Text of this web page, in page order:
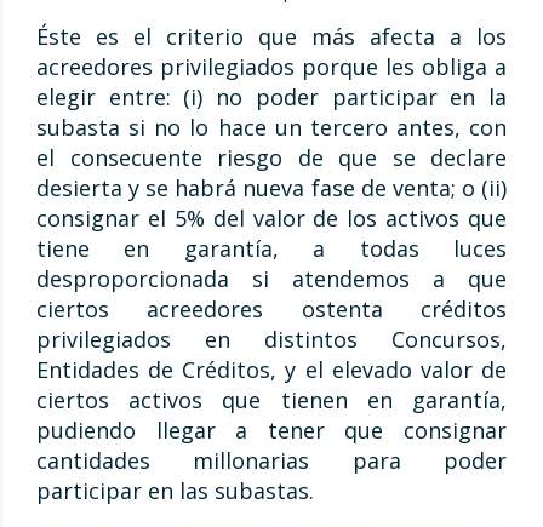
Éste es el criterio que más afecta a los
acreedores privilegiados porque les obliga a
elegir entre: (i) no poder participar en la
subasta si no lo hace un tercero antes, con
el consecuente riesgo de que se declare
desierta y se habrá nueva fase de venta; o (ii)
consignar el 5% del valor de los activos que
tiene en garantía, a todas luces
desproporcionada si atendemos a que
ciertos acreedores ostenta créditos
privilegiados en distintos Concursos,
Entidades de Créditos, y el elevado valor de
ciertos activos que tienen en garantía,
pudiendo llegar a tener que consignar
cantidades millonarias para poder
participar en las subastas.